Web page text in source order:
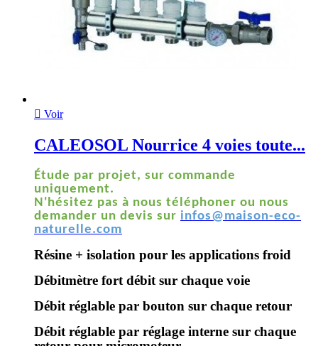
 Voir
CALEOSOL Nourrice 4 voies toute...
Étude par projet, sur commande
uniquement.
N'hésitez pas à nous téléphoner ou nous
demander un devis sur infos@maison-eco-
naturelle.com
Résine + isolation pour les applications froid
Débitmètre fort débit sur chaque voie
Débit réglable par bouton sur chaque retour
Débit réglable par réglage interne sur chaque